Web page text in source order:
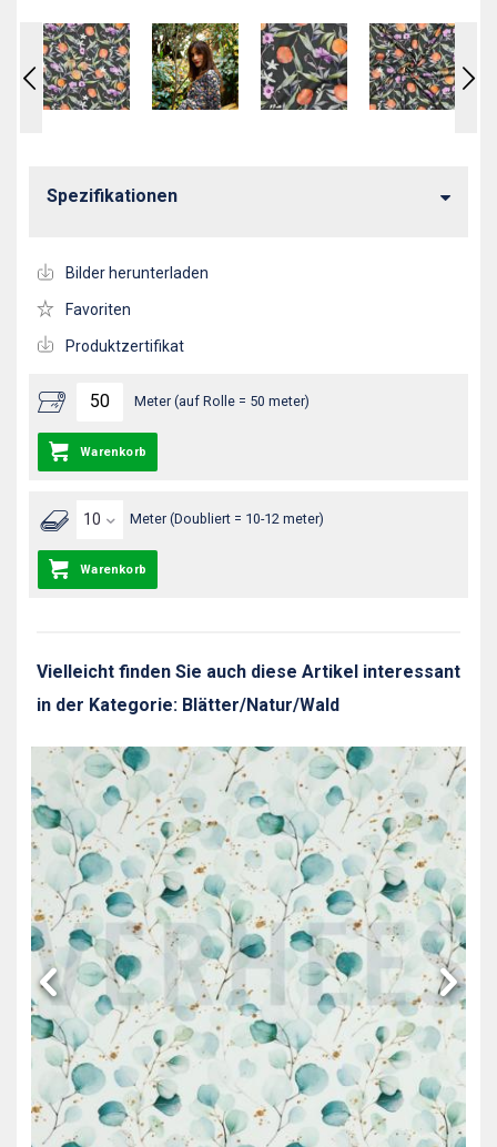
Meter (auf Rolle = 50 meter)
Warenkorb
Meter (Doubliert = 10-12 meter)
Warenkorb
Spezifikationen
Bilder herunterladen
Favoriten
Produktzertifikat
Vielleicht finden Sie auch diese Artikel interessant
in der Kategorie: Blätter/Natur/Wald